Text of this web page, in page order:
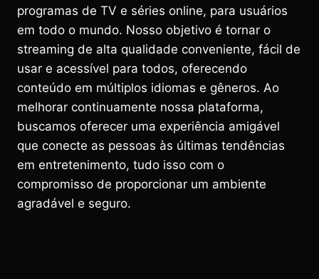
programas de TV e séries online, para usuários
em todo o mundo. Nosso objetivo é tornar o
streaming de alta qualidade conveniente, fácil de
usar e acessível para todos, oferecendo
conteúdo em múltiplos idiomas e gêneros. Ao
melhorar continuamente nossa plataforma,
buscamos oferecer uma experiência amigável
que conecte as pessoas às últimas tendências
em entretenimento, tudo isso com o
compromisso de proporcionar um ambiente
agradável e seguro.